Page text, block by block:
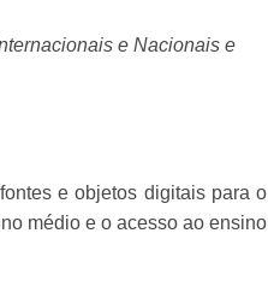
e Nacionais e
e objetos digitais para o
médio e o acesso ao ensino